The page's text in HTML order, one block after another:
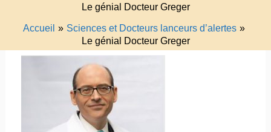
Le génial Docteur Greger
Accueil
Sciences et Docteurs lanceurs d’alertes
Le génial Docteur Greger